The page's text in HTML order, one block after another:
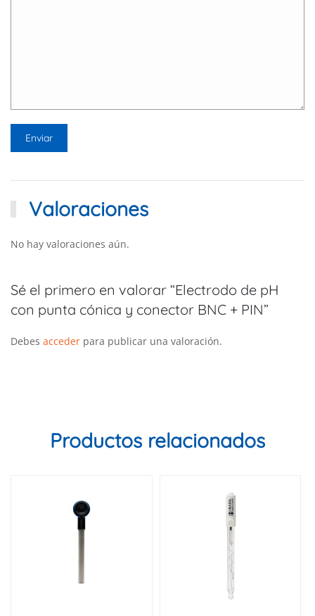
Valoraciones
No hay valoraciones aún.
Sé el primero en valorar “Electrodo de pH
con punta cónica y conector BNC + PIN”
Debes acceder para publicar una valoración.
Productos relacionados